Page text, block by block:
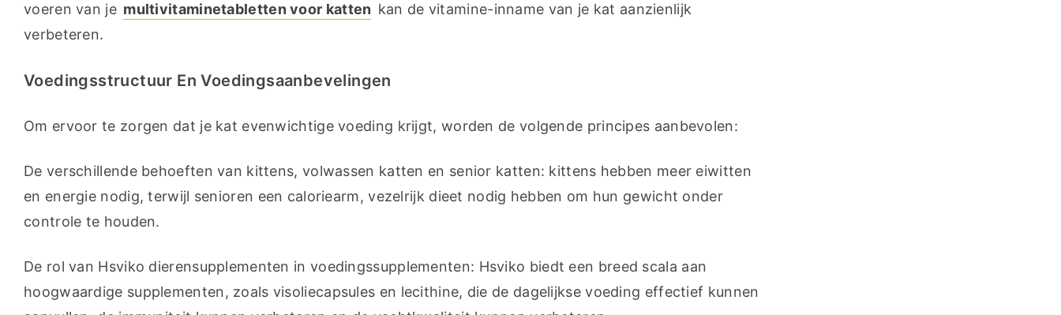
voeren van je multivitaminetabletten voor katten kan de vitamine-inname van je kat aanzienlijk
verbeteren.
Voedingsstructuur En Voedingsaanbevelingen
Om ervoor te zorgen dat je kat evenwichtige voeding krijgt, worden de volgende principes aanbevolen:
De verschillende behoeften van kittens, volwassen katten en senior katten: kittens hebben meer eiwitten
en energie nodig, terwijl senioren een caloriearm, vezelrijk dieet nodig hebben om hun gewicht onder
controle te houden.
De rol van Hsviko dierensupplementen in voedingssupplementen: Hsviko biedt een breed scala aan
hoogwaardige supplementen, zoals visoliecapsules en lecithine, die de dagelijkse voeding effectief kunnen